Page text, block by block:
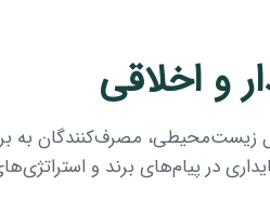
و اخلاقی
زیست‌محیطی، مصرف‌کنندگان به
در پیام‌های برند و